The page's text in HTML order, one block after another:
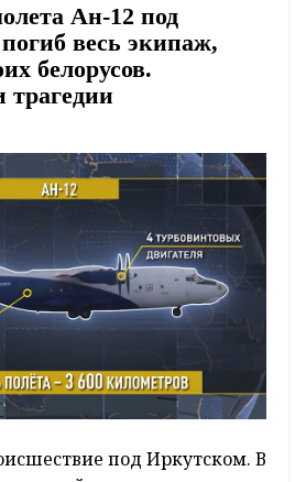
Ан-12 под
весь экипаж,
белорусов.
трагедии
под Иркутском. В